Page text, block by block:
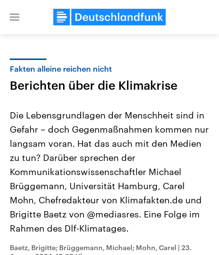
Close
Landtagswahl Sachsen-Anhalt
Alle Informationen
Sachsen-Anhalt wählt am 6.
September 2026 einen neuen
Bundesland von einer Koalition aus
CDU, SPD und FDP regiert.-
Umfragen, Prognosen,
und Hintergründe zu den Parteien
USA
Hintergründe
Wirtschaftlich und
gehören die Vereinigten
den mächtigsten Ländern
mit großem Einfluss auf
Sendungen Programm Podcasts
Fakten alleine reichen nicht
Berichten über die Klimakrise
Die Lebensgrundlagen der Menschheit sind in
Gefahr – doch Gegenmaßnahmen kommen nur
langsam voran. Hat das auch mit den Medien
zu tun? Darüber sprechen der
Kommunikationswissenschaftler Michael
Brüggemann, Universität Hamburg, Carel
Mohn, Chefredakteur von Klimafakten.de und
Brigitte Baetz von @mediasres. Eine Folge im
Rahmen des Dlf-Klimatages.
Baetz, Brigitte; Brüggemann, Michael; Mohn, Carel | 23.